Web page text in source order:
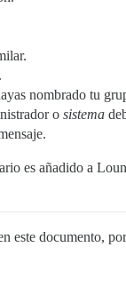
.
nombrado tu
o sistema
es añadido a
este documento,